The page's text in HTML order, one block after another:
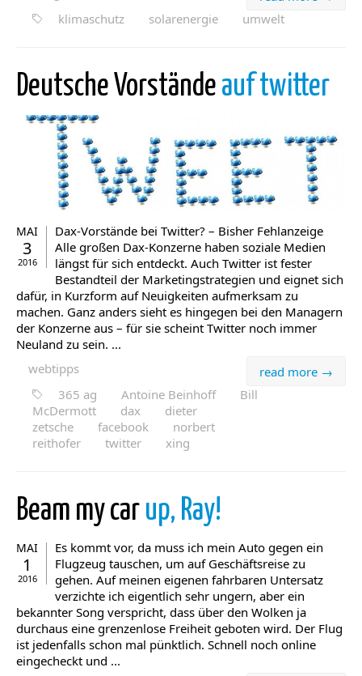
klimaschutz
solarenergie umwelt
Deutsche Vorstände auf twitter
MAI
3
2016
Dax-Vorstände bei Twitter? – Bisher Fehlanzeige
Alle großen Dax-Konzerne haben soziale Medien
längst für sich entdeckt. Auch Twitter ist fester
Bestandteil der Marketingstrategien und eignet sich
dafür, in Kurzform auf Neuigkeiten aufmerksam zu
machen. Ganz anders sieht es hingegen bei den Managern
der Konzerne aus – für sie scheint Twitter noch immer
Neuland zu sein. ...
read more →
webtipps
365 ag
Antoine Beinhoff
Bill
McDermott
dax
dieter
zetsche
facebook
norbert
reithofer
twitter xing
Beam my car up, Ray!
MAI
1
2016
Es kommt vor, da muss ich mein Auto gegen ein
Flugzeug tauschen, um auf Geschäftsreise zu
gehen. Auf meinen eigenen fahrbaren Untersatz
verzichte ich eigentlich sehr ungern, aber ein
bekannter Song verspricht, dass über den Wolken ja
durchaus eine grenzenlose Freiheit geboten wird. Der Flug
ist jedenfalls schon mal pünktlich. Schnell noch online
eingecheckt und ...